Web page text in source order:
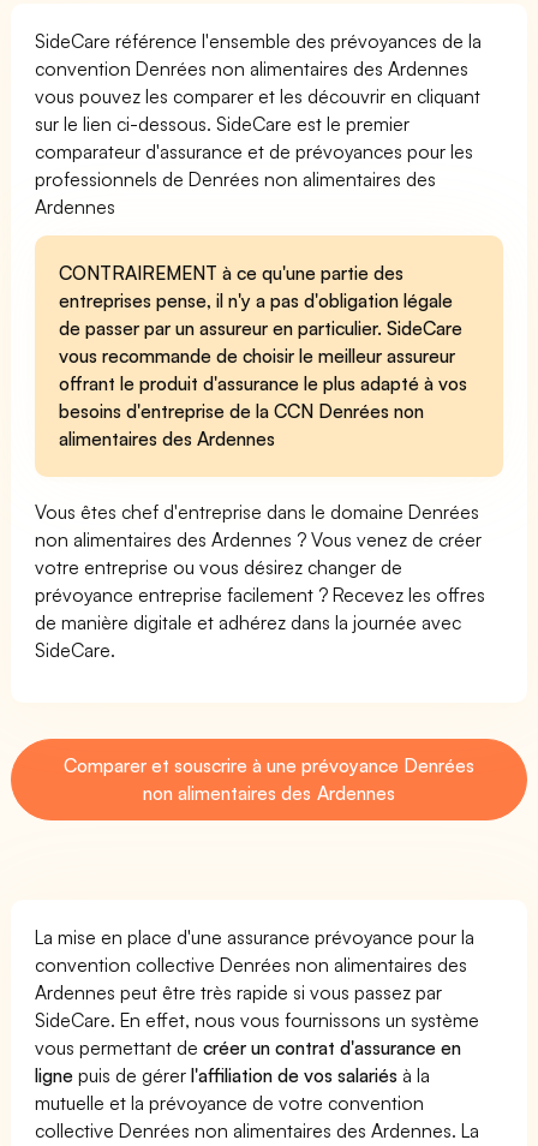
SideCare référence l'ensemble des prévoyances de la
convention Denrées non alimentaires des Ardennes
vous pouvez les comparer et les découvrir en cliquant
sur le lien ci-dessous. SideCare est le premier
comparateur d'assurance et de prévoyances pour les
professionnels de Denrées non alimentaires des
Ardennes
CONTRAIREMENT à ce qu'une partie des
entreprises pense, il n'y a pas d'obligation légale
de passer par un assureur en particulier. SideCare
vous recommande de choisir le meilleur assureur
offrant le produit d'assurance le plus adapté à vos
besoins d'entreprise de la CCN Denrées non
alimentaires des Ardennes
Vous êtes chef d'entreprise dans le domaine Denrées
non alimentaires des Ardennes ? Vous venez de créer
votre entreprise ou vous désirez changer de
prévoyance entreprise facilement ? Recevez les offres
de manière digitale et adhérez dans la journée avec
SideCare.
Comparer et souscrire à une prévoyance Denrées
non alimentaires des Ardennes
La mise en place d'une assurance prévoyance pour la
convention collective Denrées non alimentaires des
Ardennes peut être très rapide si vous passez par
SideCare. En effet, nous vous fournissons un système
vous permettant decréer un contrat d'assurance en
ligne puis de gérerl'affiliation de vos salariés à la
mutuelle et la prévoyance de votre convention
collective Denrées non alimentaires des Ardennes. La